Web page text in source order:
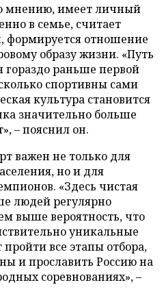
мнению, имеет личный
в семье, считает
отношение
образу жизни. «Путь
гораздо раньше первой
спортивны сами
культура становится
значительно больше
– пояснил он.
важен не только для
но и для
«Здесь чистая
людей регулярно
выше вероятность, что
уникальные
все этапы отбора,
и прославить Россию на
соревнованиях», –